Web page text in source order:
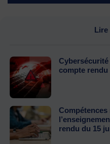
Lire
Cybersécurité
compte rendu
rendu du 15